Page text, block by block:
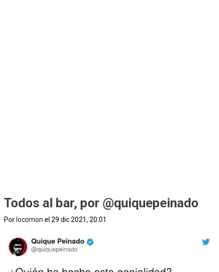
Todos al bar, por @quiquepeinado
Por locomon el 29 dic 2021, 20:01